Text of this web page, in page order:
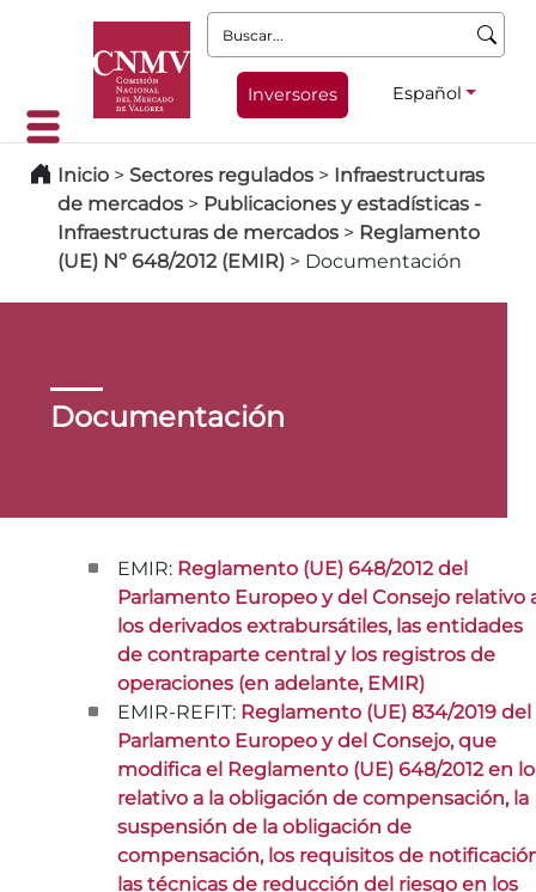
Buscar:
Inversores Español
Inicio > Sectores regulados > Infraestructuras
de mercados > Publicaciones y estadísticas -
Infraestructuras de mercados > Reglamento
(UE) Nº 648/2012 (EMIR) > Documentación
Documentación
EMIR: Reglamento (UE) 648/2012 del
Parlamento Europeo y del Consejo relativo
los derivados extrabursátiles, las entidades
de contraparte central y los registros de
operaciones (en adelante, EMIR)
EMIR-REFIT: Reglamento (UE) 834/2019 del
Parlamento Europeo y del Consejo, que
modifica el Reglamento (UE) 648/2012 en lo
relativo a la obligación de compensación, la
suspensión de la obligación de
compensación, los requisitos de
las técnicas de reducción del riesgo en los